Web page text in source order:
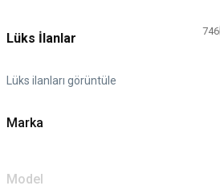
Lüks İlanlar
Lüks ilanları görüntüle
746
Marka
Model